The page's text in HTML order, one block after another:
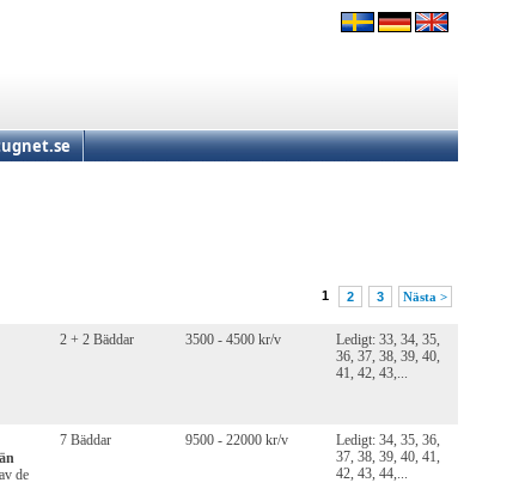
1 2 3 Nästa >
2 + 2 Bäddar 3500 - 4500 kr/v
Ledigt: 33, 34, 35,
36, 37, 38, 39, 40,
41, 42, 43,...
de
7 Bäddar 9500 - 22000 kr/v
Ledigt: 34, 35, 36,
37, 38, 39, 40, 41,
42, 43, 44,...